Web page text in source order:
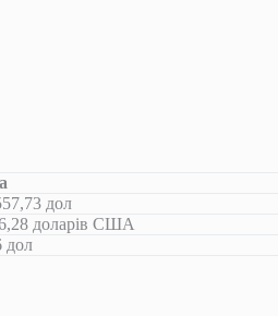
дол
доларів США
дол